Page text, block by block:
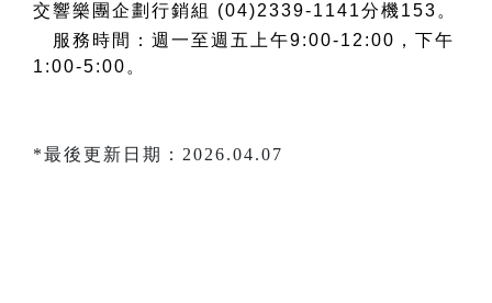
交響樂團企劃行銷組 (04)2339-1141分機153。
服務時間：週一至週五上午9:00-12:00，下午
1:00-5:00。
*最後更新日期：2026.04.07